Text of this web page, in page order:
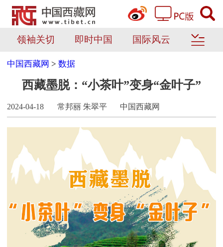
领袖关切 即时中国 国际风云
中国西藏网 >数据
西藏墨脱：“小茶叶”变身“金叶子”
2024-04-18 常邦丽 朱翠平 中国西藏网